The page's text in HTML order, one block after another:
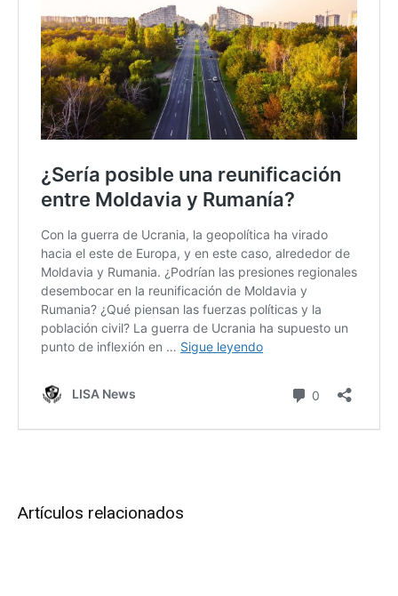
Artículos relacionados